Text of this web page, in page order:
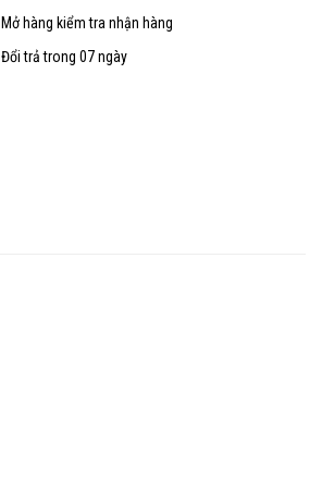
Mở hàng kiểm tra nhận hàng
Đổi trả trong 07 ngày